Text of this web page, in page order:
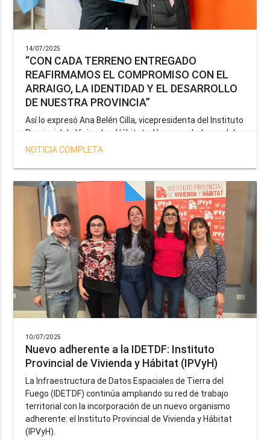
14/07/2025
“CON CADA TERRENO ENTREGADO
REAFIRMAMOS EL COMPROMISO CON EL
ARRAIGO, LA IDENTIDAD Y EL DESARROLLO
DE NUESTRA PROVINCIA”
Así lo expresó Ana Belén Cilla, vicepresidenta del Instituto
Provincial de Vivienda y Hábitat, al hacer un balance del
trabajo del organismo en el marco de la operatoria
salud y seguridad impulsada por el gobernador Gustavo
Melella.
NOTICIA COMPLETA
10/07/2025
Nuevo adherente a la IDETDF: Instituto
Provincial de Vivienda y Hábitat (IPVyH)
La Infraestructura de Datos Espaciales de Tierra del
Fuego (IDETDF) continúa ampliando su red de trabajo
territorial con la incorporación de un nuevo organismo
adherente: el Instituto Provincial de Vivienda y Hábitat
(IPVyH).